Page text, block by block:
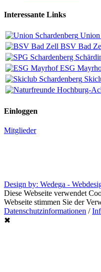
Interessante Links
Union
BSV Bad
ESG
Einloggen
Mitglieder
Design by: Wedega -
Diese Webseite verwendet
Webseite stimmen Sie der
Datenschutzinformationen /
✖